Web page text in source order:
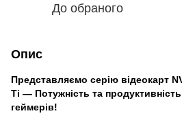
До обраного
Опис
Представляємо серію відеокарт
Ti — Потужність та
геймерів!